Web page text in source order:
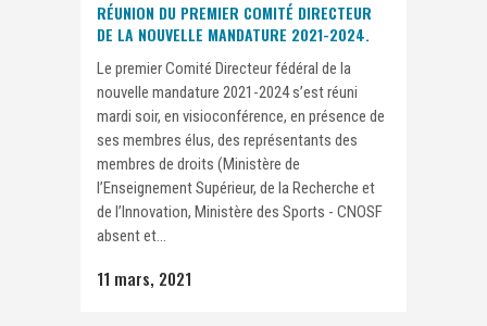
RÉUNION DU PREMIER COMITÉ DIRECTEUR
DE LA NOUVELLE MANDATURE 2021-2024.
Le premier Comité Directeur fédéral de la
nouvelle mandature 2021-2024 s’est réuni
mardi soir, en visioconférence, en présence de
ses membres élus, des représentants des
membres de droits (Ministère de
l’Enseignement Supérieur, de la Recherche et
de l’Innovation, Ministère des Sports - CNOSF
absent et...
11 mars, 2021